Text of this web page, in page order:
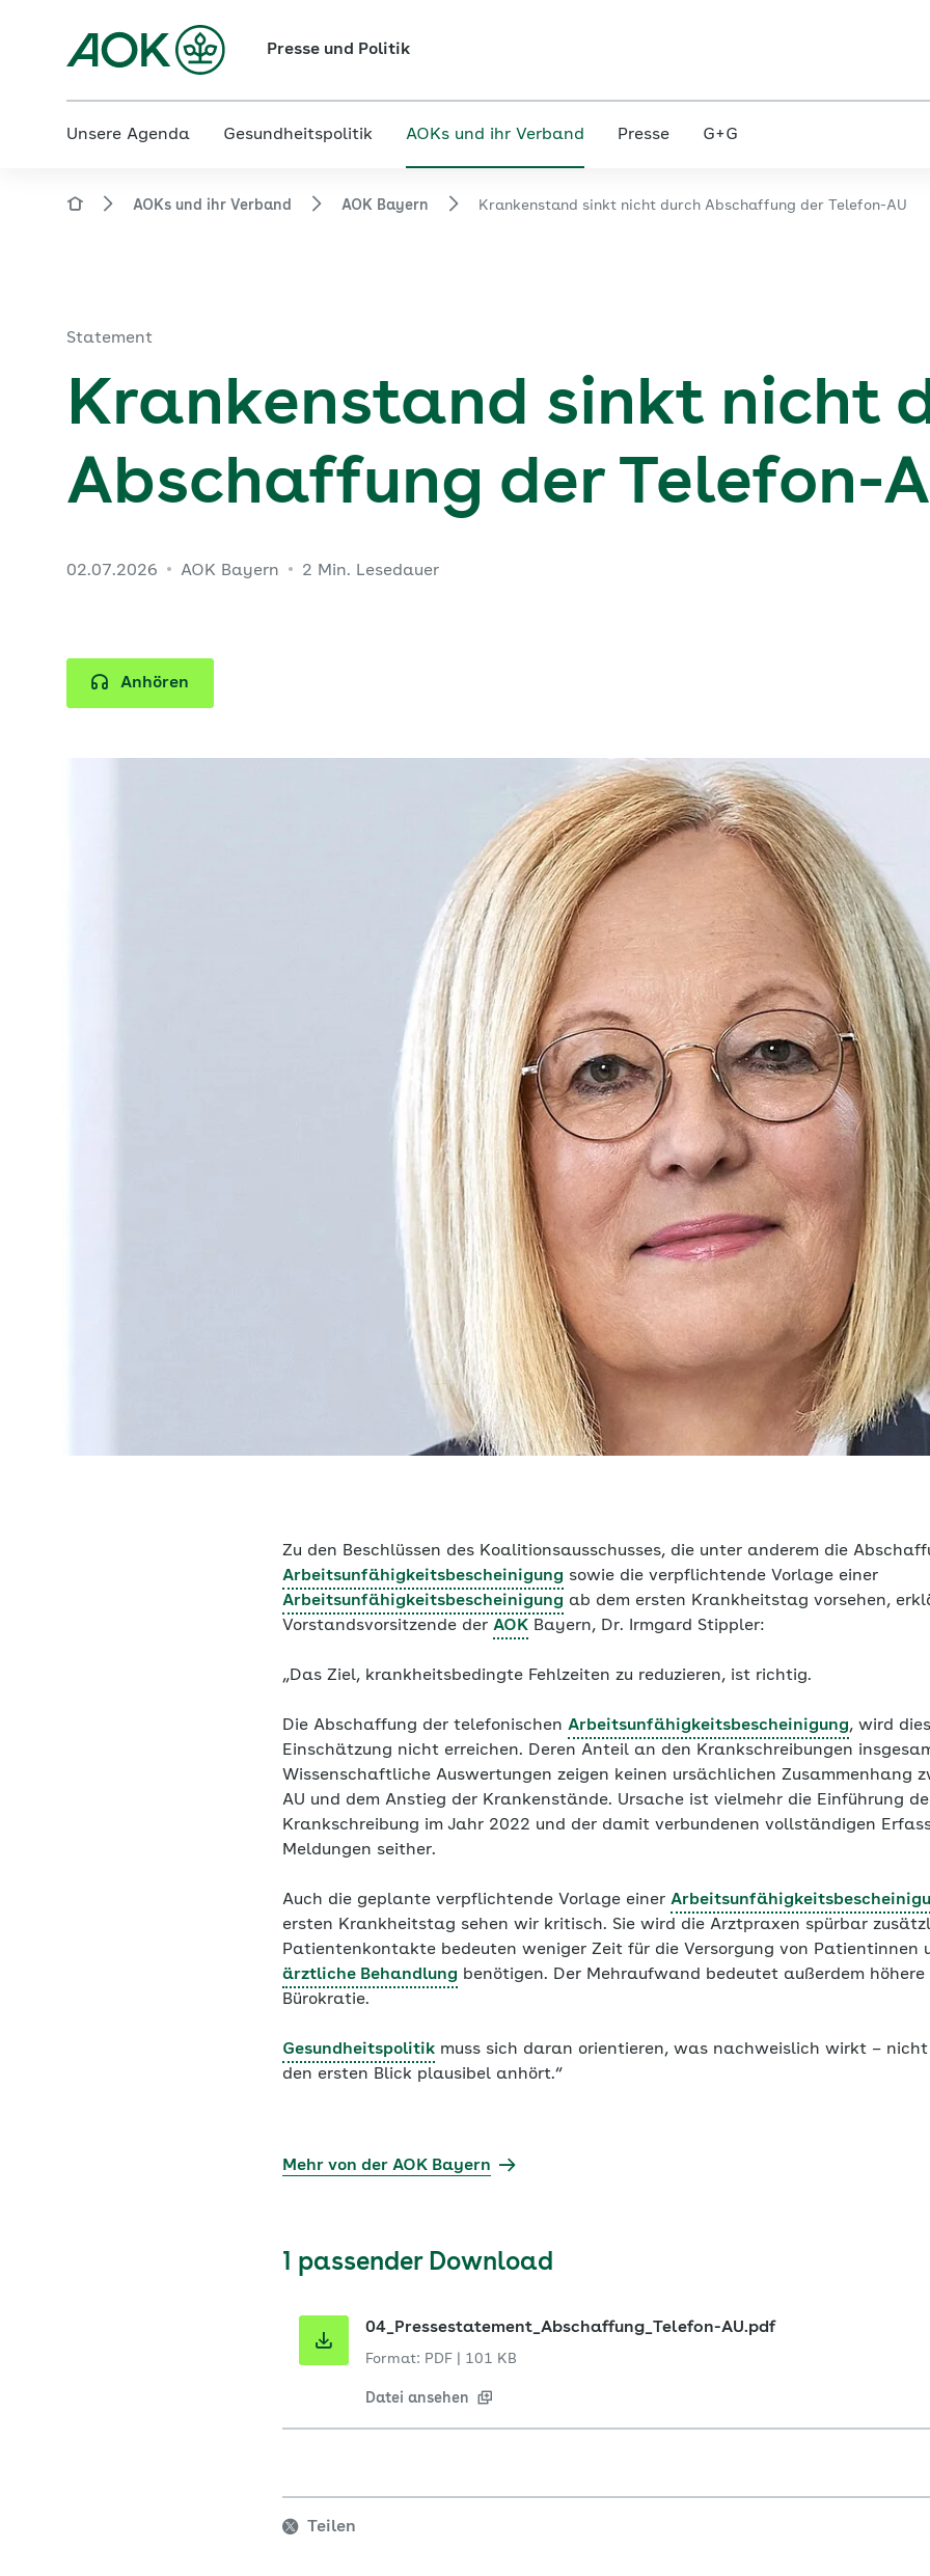
Presse und Politik
Unsere Agenda Gesundheitspolitik AOKs und ihr Verband Presse G+G
AOKs und ihr Verband AOK Bayern Krankenstand sinkt nicht durch Abschaffung der Telefon-AU
Statement
Krankenstand sinkt nicht
Abschaffung der Telefon-
02.07.2026 AOK Bayern 2 Min. Lesedauer
Anhören
Zu den Beschlüssen des Koalitionsausschusses, die unter anderem die
Arbeitsunfähigkeitsbescheinigung sowie die verpflichtende Vorlage einer
Arbeitsunfähigkeitsbescheinigung ab dem ersten Krankheitstag vorsehen,
Vorstandsvorsitzende der AOK Bayern, Dr. Irmgard Stippler:
„Das Ziel, krankheitsbedingte Fehlzeiten zu reduzieren, ist richtig.
Die Abschaffung der telefonischen Arbeitsunfähigkeitsbescheinigung, wird
Einschätzung nicht erreichen. Deren Anteil an den Krankschreibungen
Wissenschaftliche Auswertungen zeigen keinen ursächlichen Zusammenhang
AU und dem Anstieg der Krankenstände. Ursache ist vielmehr die Einführung
Krankschreibung im Jahr 2022 und der damit verbundenen vollständigen
Meldungen seither.
Auch die geplante verpflichtende Vorlage einer
ersten Krankheitstag sehen wir kritisch. Sie wird die Arztpraxen spürbar
Patientenkontakte bedeuten weniger Zeit für die Versorgung von Patientinnen
ärztliche Behandlung benötigen. Der Mehraufwand bedeutet außerdem höhere
Bürokratie.
Gesundheitspolitik muss sich daran orientieren, was nachweislich wirkt –
den ersten Blick plausibel anhört.“
Mehr von der AOK Bayern
1 passender Download
04_Pressestatement_Abschaffung_Telefon-AU.pdf
Format: PDF 101 KB
Datei ansehen
Teilen